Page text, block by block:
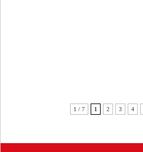
1 / 7 1 2 3 4